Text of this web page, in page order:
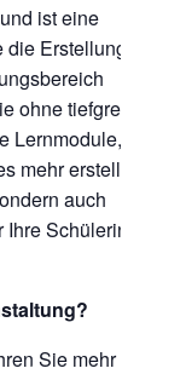
ist eine
Erstellung von
ohne tiefgreifende
Lernmodule, Spiele,
mehr erstellen.
auch
Ihre Schülerinnen
Sie mehr über